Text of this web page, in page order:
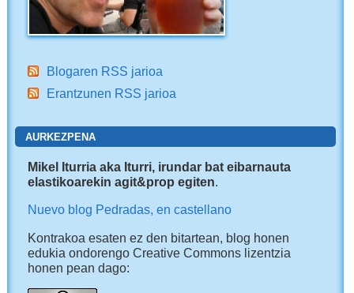
Blogaren RSS jarioa
Erantzunen RSS jarioa
AURKEZPENA
Mikel Iturria aka Iturri, irundar bat eibarnauta
elastikoarekin agit&prop egiten.
Nuevo blog Pedradas, en castellano
Kontrakoa esaten ez den bitartean, blog honen
edukia ondorengo Creative Commons lizentzia
honen pean dago: